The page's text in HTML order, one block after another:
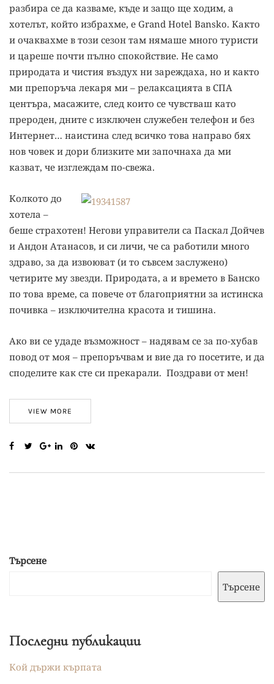
разбира се да казваме, къде и защо ще ходим, а
хотелът, който избрахме, е Grand Hotel Bansko. Както
и очаквахме в този сезон там нямаше много туристи
и цареше почти пълно спокойствие. Не само
природата и чистия въздух ни зареждаха, но и както
ми препоръча лекаря ми – релаксацията в СПА
центъра, масажите, след които се чувстваш като
прероден, дните с изключен служебен телефон и без
Интернет… наистина след всичко това направо бях
нов човек и дори близките ми започнаха да ми
казват, че изглеждам по-свежа.
Колкото до
хотела –
беше страхотен! Негови управители са Паскал Дойчев
и Андон Атанасов, и си личи, че са работили много
здраво, за да извоюват (и то съвсем заслужено)
четирите му звезди. Природата, а и времето в Банско
по това време, са повече от благоприятни за истинска
почивка – изключителна красота и тишина.
Ако ви се удаде възможност – надявам се за по-хубав
повод от моя – препоръчвам и вие да го посетите, и да
споделите как сте си прекарали. Поздрави от мен!
VIEW MORE
Търсене
Търсене
Последни публикации
Кой държи кърпата